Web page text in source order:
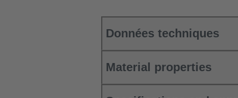
Données techniques
Material properties